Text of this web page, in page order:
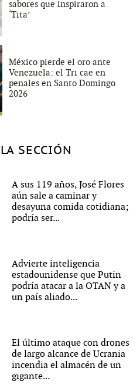
sabores que inspiraron a
‘Tita’
México pierde el oro ante
Venezuela: el Tri cae en
penales en Santo Domingo
2026
SECCIÓN
A sus 119 años, José Flores
aún sale a caminar y
desayuna comida cotidiana;
podría ser...
Advierte inteligencia
estadounidense que Putin
podría atacar a la OTAN y a
un país aliado...
El último ataque con drones
de largo alcance de Ucrania
incendia el almacén de un
gigante...